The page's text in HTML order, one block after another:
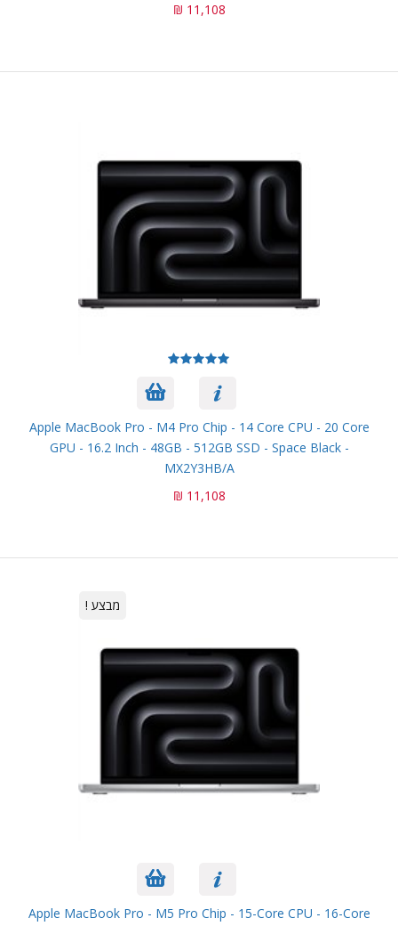
11,108 ₪
Apple MacBook Pro - M4 Pro Chip - 14 Core CPU - 20 Core
GPU - 16.2 Inch - 48GB - 512GB SSD - Space Black -
MX2Y3HB/A
11,108 ₪
מבצע !
Apple MacBook Pro - M5 Pro Chip - 15-Core CPU - 16-Core